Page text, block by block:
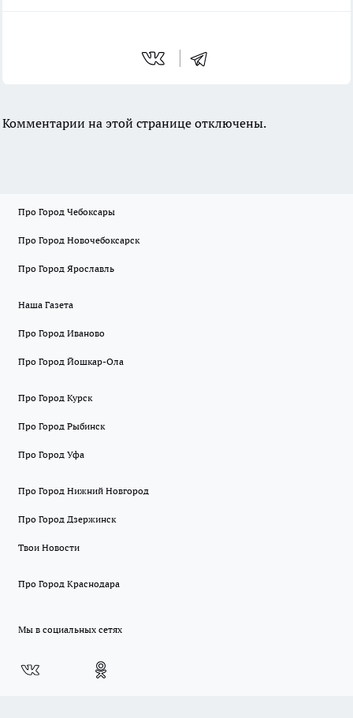
Комментарии на этой странице отключены.
Про Город Чебоксары
Про Город Новочебоксарск
Про Город Ярославль
Наша Газета
Про Город Иваново
Про Город Йошкар-Ола
Про Город Курск
Про Город Рыбинск
Про Город Уфа
Про Город Нижний Новгород
Про Город Дзержинск
Твои Новости
Про Город Краснодара
Мы в социальных сетях